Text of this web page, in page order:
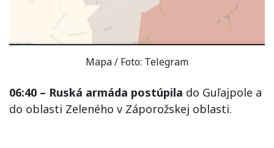
Mapa / Foto: Telegram
06:40 – Ruská armáda postúpila do Guľajpole a
do oblasti Zeleného v Záporožskej oblasti.